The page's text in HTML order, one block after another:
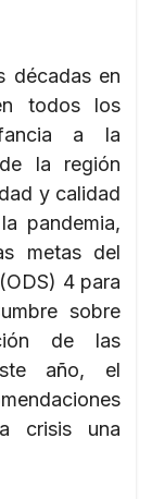
décadas en
todos los
a la
la región
y calidad
pandemia,
metas del
4 para
sobre
de las
año, el
crisis una